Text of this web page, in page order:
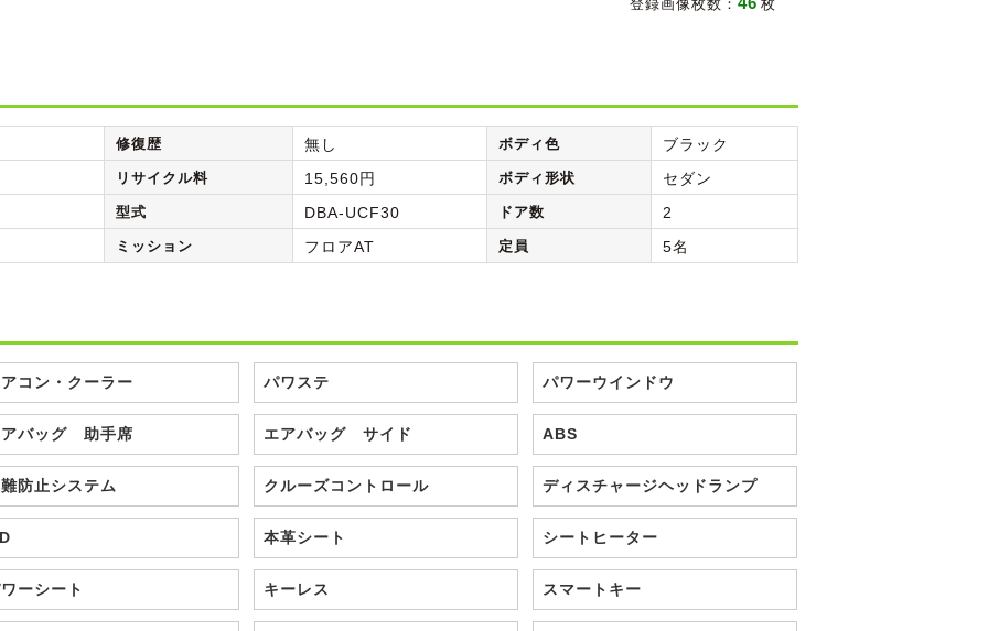
登録画像枚数： 枚
修復歴 無し ボディ色 ブラック
リサイクル料 15,560円 ボディ形状 セダン
型式 DBA-UCF30 ドア数 2
ミッション フロアAT 定員 5名
コン・クーラー パワステ パワーウインドウ
バッグ 助手席 エアバッグ サイド ABS
防止システム クルーズコントロール ディスチャージヘッドランプ
本革シート シートヒーター
ーシート キーレス スマートキー